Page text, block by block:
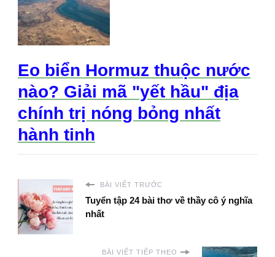
Eo biển Hormuz thuộc nước
nào? Giải mã "yết hầu" địa
chính trị nóng bỏng nhất
hành tinh
BÀI VIẾT TRƯỚC
Tuyển tập 24 bài thơ về thầy cô ý nghĩa
nhất
BÀI VIẾT TIẾP THEO